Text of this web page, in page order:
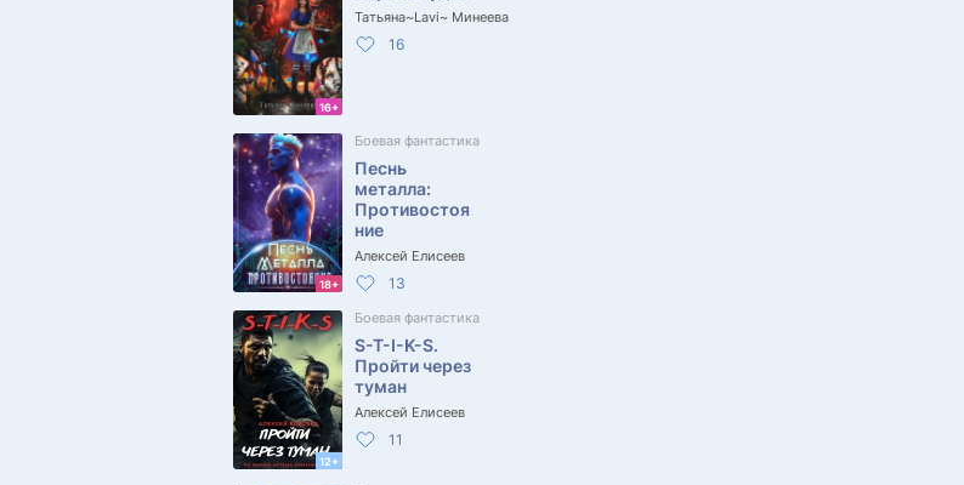
16+
Татьяна~Lavi~ Минеева
16
18+
Боевая фантастика
Песнь
металла:
Противостоя
ние
Алексей Елисеев
13
12+
Боевая фантастика
S-T-I-K-S.
Пройти через
туман
Алексей Елисеев
11